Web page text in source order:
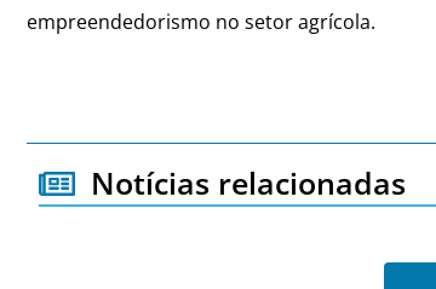
empreendedorismo no setor agrícola.
Notícias relacionadas